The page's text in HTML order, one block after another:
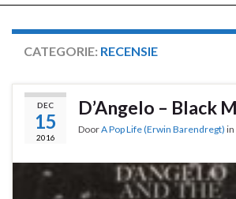
CATEGORIE: RECENSIE
DEC
15
2016
D’Angelo – Black
DoorA Pop Life (Erwin Barendregt) in